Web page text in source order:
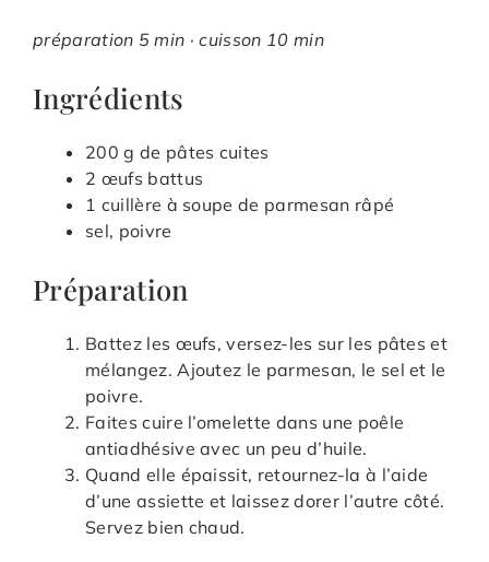
préparation 5 min · cuisson 10 min
Ingrédients
200 g de pâtes cuites
2 œufs battus
1 cuillère à soupe de parmesan râpé
sel, poivre
Préparation
Battez les œufs, versez-les sur les pâtes et
mélangez. Ajoutez le parmesan, le sel et le
poivre.
Faites cuire l’omelette dans une poêle
antiadhésive avec un peu d’huile.
Quand elle épaissit, retournez-la à l’aide
d’une assiette et laissez dorer l’autre côté.
Servez bien chaud.